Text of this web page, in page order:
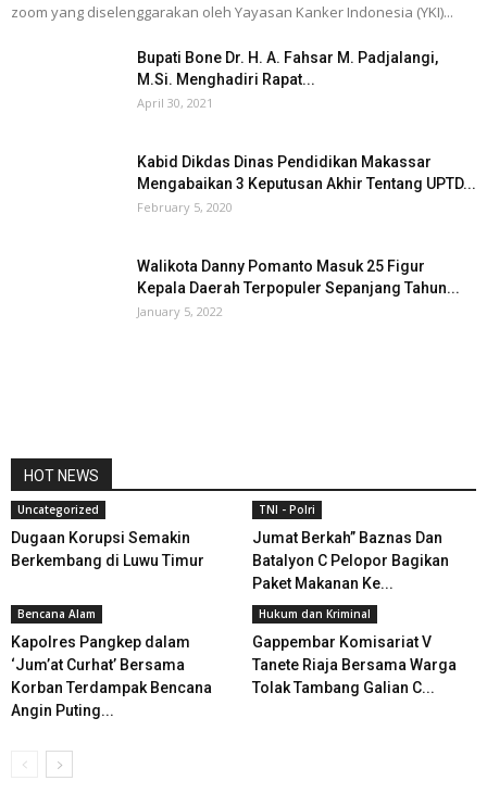
zoom yang diselenggarakan oleh Yayasan Kanker Indonesia (YKI)...
Bupati Bone Dr. H. A. Fahsar M. Padjalangi,
M.Si. Menghadiri Rapat...
April 30, 2021
Kabid Dikdas Dinas Pendidikan Makassar
Mengabaikan 3 Keputusan Akhir Tentang UPTD...
February 5, 2020
Walikota Danny Pomanto Masuk 25 Figur
Kepala Daerah Terpopuler Sepanjang Tahun...
January 5, 2022
HOT NEWS
Uncategorized
Dugaan Korupsi Semakin
Berkembang di Luwu Timur
TNI - Polri
Jumat Berkah” Baznas Dan
Batalyon C Pelopor Bagikan
Paket Makanan Ke...
Bencana Alam
Kapolres Pangkep dalam
‘Jum’at Curhat’ Bersama
Korban Terdampak Bencana
Angin Puting...
Hukum dan Kriminal
Gappembar Komisariat V
Tanete Riaja Bersama Warga
Tolak Tambang Galian C...